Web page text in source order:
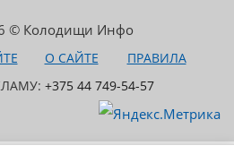
© Колодищи Инфо
О САЙТЕ
ПРАВИЛА
+375 44 749-54-57